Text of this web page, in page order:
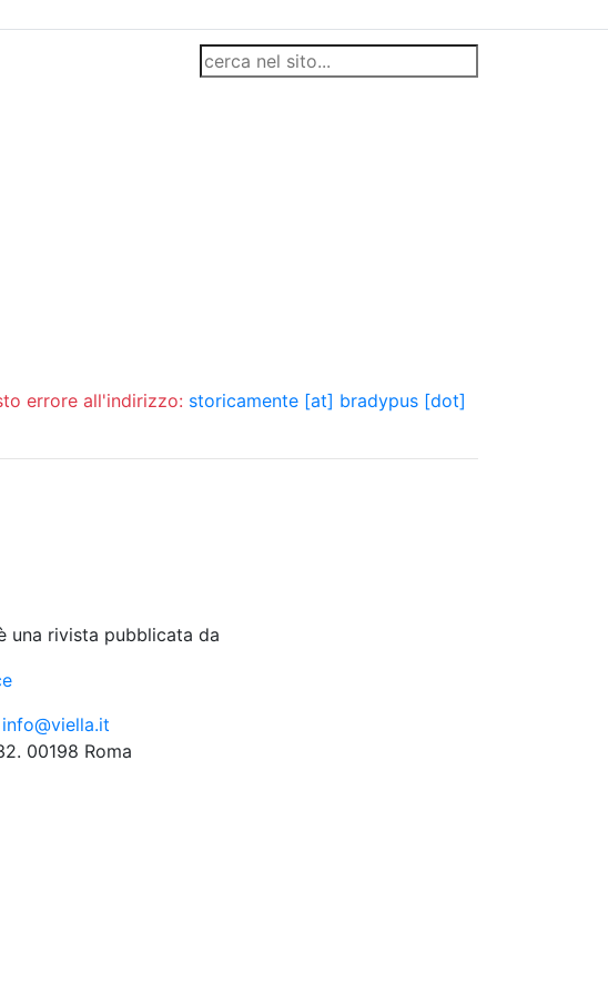
errore all'indirizzo: storicamente [at] bradypus [dot]
una rivista pubblicata da
info@viella.it
00198 Roma